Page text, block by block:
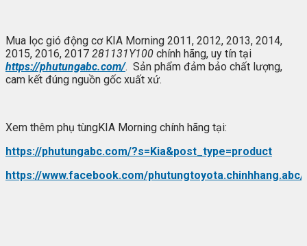
Mua lọc gió động cơ KIA Morning 2011, 2012, 2013, 2014,
2015, 2016, 2017 281131Y100 chính hãng, uy tín tại
https://phutungabc.com/. Sản phẩm đảm bảo chất lượng,
cam kết đúng nguồn gốc xuất xứ.
Xem thêm phụ tùngKIA Morning chính hãng tại:
https://phutungabc.com/?s=Kia&post_type=product
https://www.facebook.com/phutungtoyota.chinhhang.abc/